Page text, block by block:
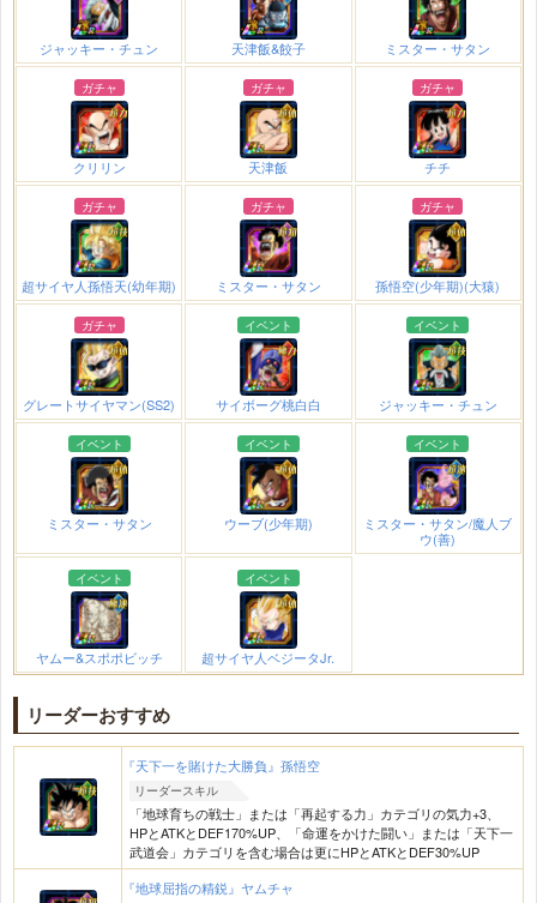
ジャッキー・チュン 天津飯&餃子 ミスター・サタン
ガチャ
クリリン
ガチャ
天津飯
ガチャ
チチ
ガチャ
超サイヤ人孫悟天(幼年期)
ガチャ
ミスター・サタン
ガチャ
孫悟空(少年期)(大猿)
ガチャ
グレートサイヤマン(SS2)
イベント
サイボーグ桃白白
イベント
ジャッキー・チュン
イベント
ミスター・サタン
イベント
ウーブ(少年期)
イベント
ミスター・サタン/魔人ブ
ウ(善)
イベント
ヤムー&スポポビッチ
イベント
超サイヤ人ベジータJr.
リーダーおすすめ
『天下一を賭けた大勝負』孫悟空
リーダースキル
「地球育ちの戦士」または「再起する力」カテゴリの気力+3、
HPとATKとDEF170%UP、「命運をかけた闘い」または「天下一
武道会」カテゴリを含む場合は更にHPとATKとDEF30%UP
『地球屈指の精鋭』ヤムチャ